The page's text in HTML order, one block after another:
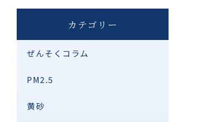
カテゴリー
ぜんそくコラム
PM2.5
黄砂